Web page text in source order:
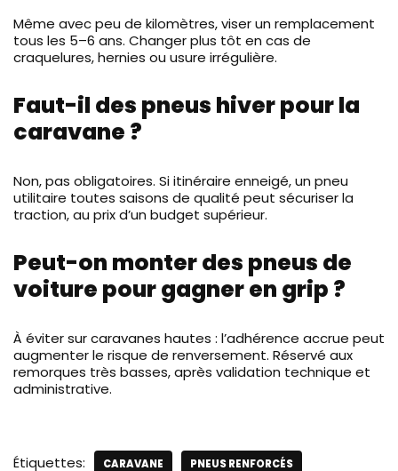
Même avec peu de kilomètres, viser un remplacement
tous les 5–6 ans. Changer plus tôt en cas de
craquelures, hernies ou usure irrégulière.
Faut-il des pneus hiver pour la
caravane ?
Non, pas obligatoires. Si itinéraire enneigé, un pneu
utilitaire toutes saisons de qualité peut sécuriser la
traction, au prix d’un budget supérieur.
Peut-on monter des pneus de
voiture pour gagner en grip ?
À éviter sur caravanes hautes : l’adhérence accrue peut
augmenter le risque de renversement. Réservé aux
remorques très basses, après validation technique et
administrative.
Étiquettes: CARAVANE PNEUS RENFORCÉS